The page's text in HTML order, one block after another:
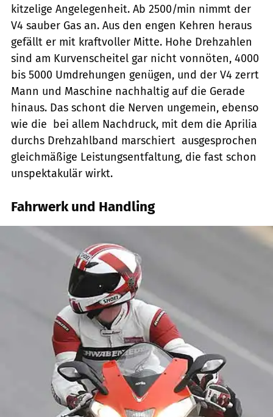
kitzelige Angelegenheit. Ab 2500/min nimmt der
V4 sauber Gas an. Aus den engen Kehren heraus
gefällt er mit kraftvoller Mitte. Hohe Drehzahlen
sind am Kurvenscheitel gar nicht vonnöten, 4000
bis 5000 Umdrehungen genügen, und der V4 zerrt
Mann und Maschine nachhaltig auf die Gerade
hinaus. Das schont die Nerven ungemein, ebenso
wie die  bei allem Nachdruck, mit dem die Aprilia
durchs Drehzahlband marschiert  ausgesprochen
gleichmäßige Leistungsentfaltung, die fast schon
unspektakulär wirkt.
Fahrwerk und Handling